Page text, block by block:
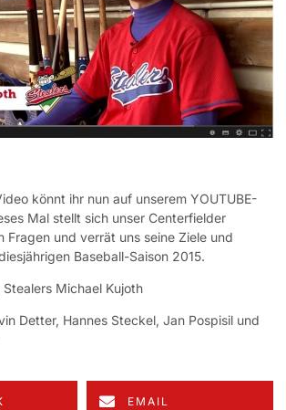
könnt ihr nun auf unserem YOUTUBE-
Mal stellt sich unser Centerfielder
Fragen und verrät uns seine Ziele und
Baseball-Saison 2015.
Michael Kujoth
Detter, Hannes Steckel, Jan Pospisil und
EMAIL